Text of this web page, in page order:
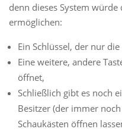
denn dieses System würde
ermöglichen:
Ein Schlüssel, der nur
Eine weitere, andere
öffnet,
Schließlich gibt es noch
Besitzer (der immer
Schaukästen öffnen